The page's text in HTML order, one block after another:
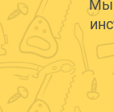
Мы